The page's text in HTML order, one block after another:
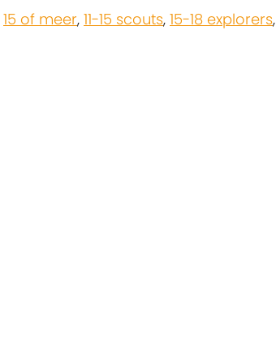
15 of meer, 11-15 scouts, 15-18 explorers,